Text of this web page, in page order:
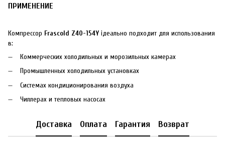
ПРИМЕНЕНИЕ
Компрессор Frascold Z40-154Y ідеально подходит для использования
в:
Коммерческих холодильных и морозильных камерах
Промышленных холодильных установках
Системах кондиционирования воздуха
Чиллерах и тепловых насосах
Доставка Оплата Гарантия Возврат